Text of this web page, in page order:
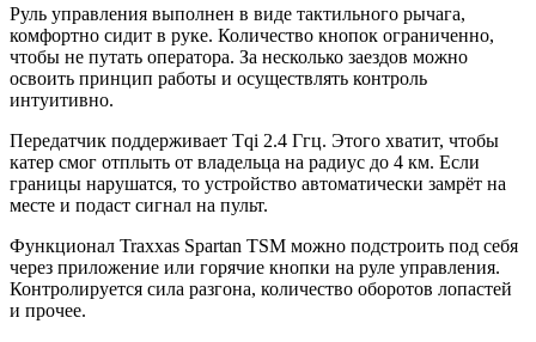
Руль управления выполнен в виде тактильного рычага,
комфортно сидит в руке. Количество кнопок ограниченно,
чтобы не путать оператора. За несколько заездов можно
освоить принцип работы и осуществлять контроль
интуитивно.
Передатчик поддерживает Tqi 2.4 Ггц. Этого хватит, чтобы
катер смог отплыть от владельца на радиус до 4 км. Если
границы нарушатся, то устройство автоматически замрёт на
месте и подаст сигнал на пульт.
Функционал Traxxas Spartan TSM можно подстроить под себя
через приложение или горячие кнопки на руле управления.
Контролируется сила разгона, количество оборотов лопастей
и прочее.